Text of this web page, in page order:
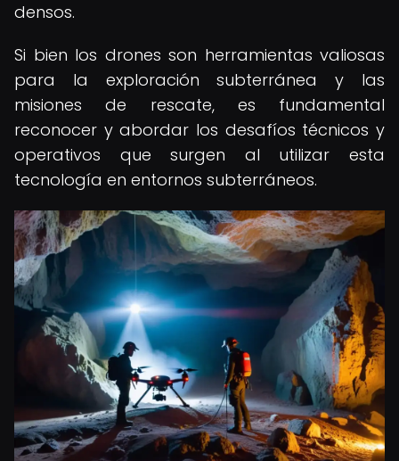
densos.
Si bien los drones son herramientas valiosas
para la exploración subterránea y las
misiones de rescate, es fundamental
reconocer y abordar los desafíos técnicos y
operativos que surgen al utilizar esta
tecnología en entornos subterráneos.